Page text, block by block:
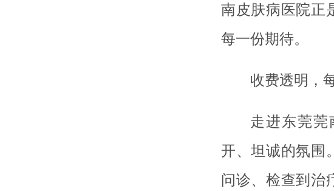
南皮肤病医院正
每一份期待。
收费透明，
走进东莞莞
开、坦诚的氛围
问诊、检查到治